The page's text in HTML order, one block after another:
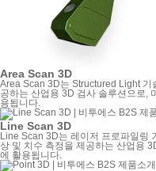
Area Scan 3D
Area Scan 3D는 Structured Light 기
공하는 산업용 3D 검사 솔루션으로,
용됩니다.
Line Scan 3D
Line Scan 3D는 레이저 프로파일링
상 및 치수 측정을 제공하는 산업용
에 활용됩니다.